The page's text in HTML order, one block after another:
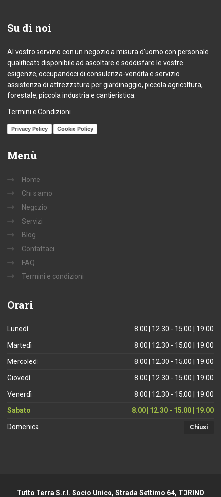
Su di noi
Al vostro servizio con un negozio a misura d’uomo con personale
qualificato disponibile ad ascoltare e soddisfare le vostre
esigenze, occupandoci di consulenza-vendita e servizio
assistenza di attrezzatura per giardinaggio, piccola agricoltura,
forestale, piccola industria e cantieristica.
Termini e Condizioni
Privacy Policy Cookie Policy
Menù
Home
Chi siamo
Negozio
Servizi
Blog
Contattaci
FAQ
Termini e condizioni
Orari
Lunedì 8.00 | 12.30 - 15.00 | 19.00
Martedì 8.00 | 12.30 - 15.00 | 19.00
Mercoledì 8.00 | 12.30 - 15.00 | 19.00
Giovedì 8.00 | 12.30 - 15.00 | 19.00
Venerdì 8.00 | 12.30 - 15.00 | 19.00
Sabato 8.00 | 12.30 - 15.00 | 19.00
Domenica Chiusi
Tutto Terra S.r.l. Socio Unico, Strada Settimo 64, TORINO